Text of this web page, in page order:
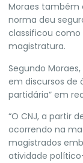
Moraes também
norma deu
classificou como
magistratura.
Segundo
em discursos de
partidária” em
“O CNJ, a partir
ocorrendo na
magistrados
atividade